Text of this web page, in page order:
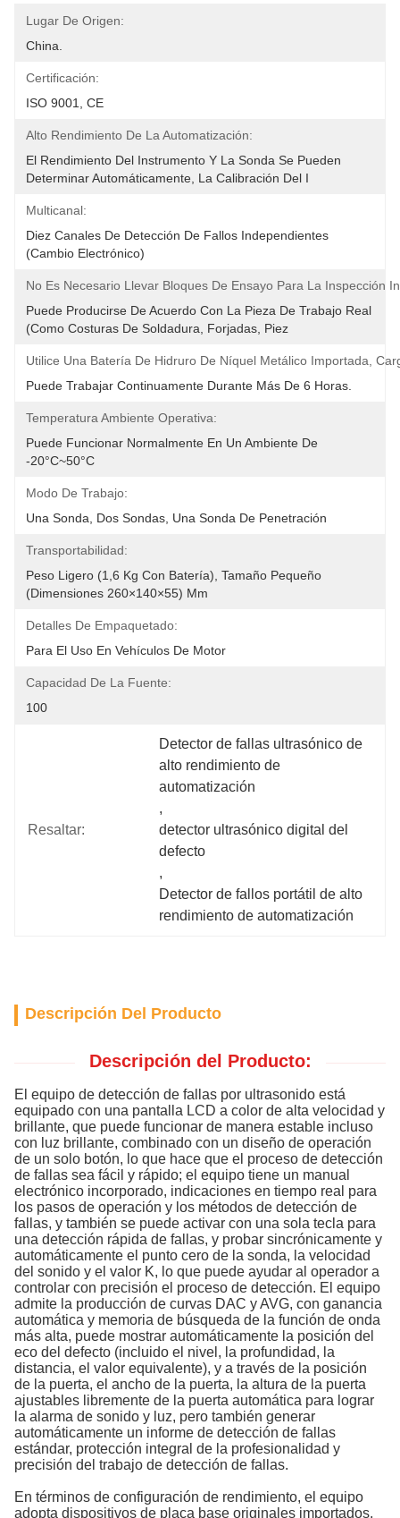
Lugar De Origen:
China.
Certificación:
ISO 9001, CE
Alto Rendimiento De La Automatización:
El Rendimiento Del Instrumento Y La Sonda Se Pueden
Determinar Automáticamente, La Calibración Del I
Multicanal:
Diez Canales De Detección De Fallos Independientes
(cambio Electrónico)
No Es Necesario Llevar Bloques De Ensayo Para La Inspección
Puede Producirse De Acuerdo Con La Pieza De Trabajo Real
(como Costuras De Soldadura, Forjadas, Piez
Utilice Una Batería De Hidruro De Níquel Metálico Importada,
Puede Trabajar Continuamente Durante Más De 6 Horas.
Temperatura Ambiente Operativa:
Puede Funcionar Normalmente En Un Ambiente De
-20°C~50°C
Modo De Trabajo:
Una Sonda, Dos Sondas, Una Sonda De Penetración
Transportabilidad:
Peso Ligero (1,6 Kg Con Batería), Tamaño Pequeño
(dimensiones 260×140×55) Mm
Detalles De Empaquetado:
Para El Uso En Vehículos De Motor
Capacidad De La Fuente:
100
Resaltar:
Detector de fallas ultrasónico de
alto rendimiento de
automatización
,
detector ultrasónico digital del
defecto
,
Detector de fallos portátil de alto
rendimiento de automatización
Descripción Del Producto
Descripción del Producto:
El equipo de detección de fallas por ultrasonido está
equipado con una pantalla LCD a color de alta velocidad y
brillante, que puede funcionar de manera estable incluso
con luz brillante, combinado con un diseño de operación
de un solo botón, lo que hace que el proceso de detección
de fallas sea fácil y rápido; el equipo tiene un manual
electrónico incorporado, indicaciones en tiempo real para
los pasos de operación y los métodos de detección de
fallas, y también se puede activar con una sola tecla para
una detección rápida de fallas, y probar sincrónicamente y
automáticamente el punto cero de la sonda, la velocidad
del sonido y el valor K, lo que puede ayudar al operador a
controlar con precisión el proceso de detección. El equipo
admite la producción de curvas DAC y AVG, con ganancia
automática y memoria de búsqueda de la función de onda
más alta, puede mostrar automáticamente la posición del
eco del defecto (incluido el nivel, la profundidad, la
distancia, el valor equivalente), y a través de la posición
de la puerta, el ancho de la puerta, la altura de la puerta
ajustables libremente de la puerta automática para lograr
la alarma de sonido y luz, pero también generar
automáticamente un informe de detección de fallas
estándar, protección integral de la profesionalidad y
precisión del trabajo de detección de fallas.
En términos de configuración de rendimiento, el equipo
adopta dispositivos de placa base originales importados,